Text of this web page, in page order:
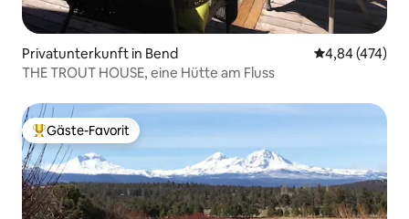
Privatunterkunft in Bend
4,84 (474)
THE TROUT HOUSE, eine Hütte am Fluss
Beliebter Gäste-Favorit.
Gäste-Favorit